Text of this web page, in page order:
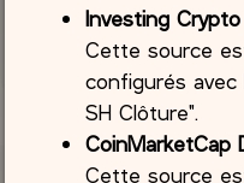
Investing
Cette source
configurés avec
SH Clôture".
CoinMarketCap
Cette source